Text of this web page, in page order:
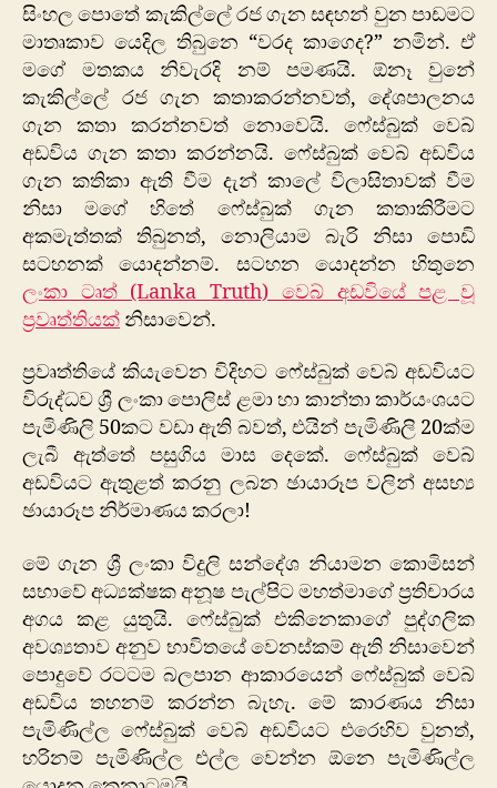
සිංහල පොතේ කැකිල්ලේ රජ ගැන සඳහන් වුන පාඩමට
මාතෘකාව යෙදිල තිබුනෙ “වරද කාගෙද?” නමින්. ඒ
මගේ මතකය නිවැරදි නම් පමණයි. ඕනෑ වුනේ
කැකිල්ලේ රජ ගැන කතාකරන්නවත්, දේශපාලනය
ගැන කතා කරන්නවත් නොවෙයි. ෆේස්බුක් වෙබ්
අඩවිය ගැන කතා කරන්නයි. ෆේස්බුක් වෙබ් අඩවිය
ගැන කතිකා ඇති වීම දැන් කාලේ විලාසිතාවක් වීම
නිසා මගේ හිතේ ෆේස්බුක් ගැන කතාකිරීමට
අකමැත්තක් තිබුනත්, නොලියාම බැරි නිසා පොඩි
සටහනක් යොදන්නම්. සටහන යොදන්න හිතුනෙ
ලංකා ටෘත් (Lanka Truth) වෙබ් අඩවියේ පළ වූ
ප්‍රවෘත්තියක් නිසාවෙන්.
ප්‍රවෘත්තියේ කියැවෙන විදිහට ෆේස්බුක් වෙබ් අඩවියට
විරුද්ධව ශ්‍රී ලංකා පොලිස් ළමා හා කාන්තා කාර්යංශයට
පැමිණිලි 50කට වඩා ඇති බවත්, එයින් පැමිණිලි 20ක්ම
ලැබී ඇත්තේ පසුගිය මාස දෙකේ. ෆේස්බුක් වෙබ්
අඩවියට ඇතුළත් කරනු ලබන ඡායාරූප වලින් අසභ්‍ය
ඡායාරූප නිර්මාණය කරලා!
මේ ගැන ශ්‍රී ලංකා විදුලි සන්දේශ නියාමන කොමිසන්
සභාවේ අධ්‍යක්ෂක අනූෂ පැල්පිට මහත්මාගේ ප්‍රතිචාරය
අගය කළ යුතුයි. ෆේස්බුක් එකිනෙකාගේ පුද්ගලික
අවශ්‍යතාව අනුව භාවිතයේ වෙනස්කම් ඇති නිසාවෙන්
පොදුවේ රටටම බලපාන ආකාරයෙන් ෆේස්බුක් වෙබ්
අඩවිය තහනම් කරන්න බැහැ. මේ කාරණය නිසා
පැමිණිල්ල ෆේස්බුක් වෙබ් අඩවියට එරෙහිව වුනත්,
හරිනම් පැමිණිල්ල එල්ල වෙන්න ඕනෙ පැමිණිල්ල